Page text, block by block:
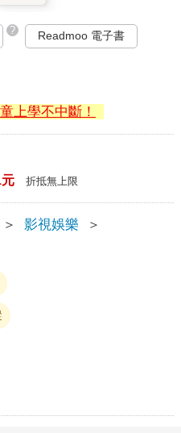
? Readmoo 電子書
上學不中斷！
折抵無上限
＞ 影視娛樂
＞